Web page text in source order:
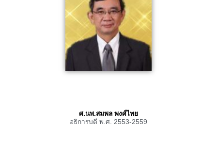
ศ.นพ.สมพล พงศ์ไทย
อธิการบดี พ.ศ. 2553-2559